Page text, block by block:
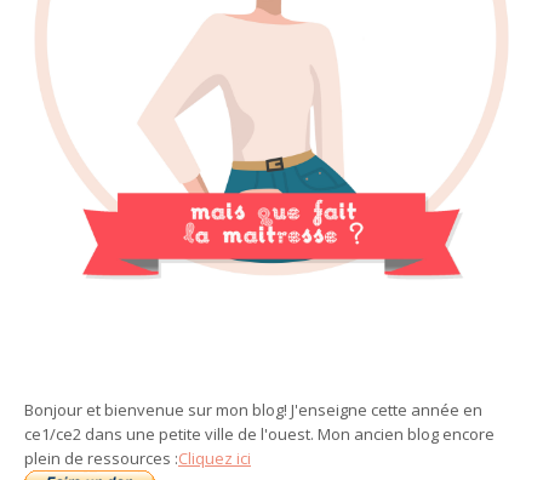
Bonjour et bienvenue sur mon blog! J'enseigne cette année en
ce1/ce2 dans une petite ville de l'ouest. Mon ancien blog encore
plein de ressources :Cliquez ici